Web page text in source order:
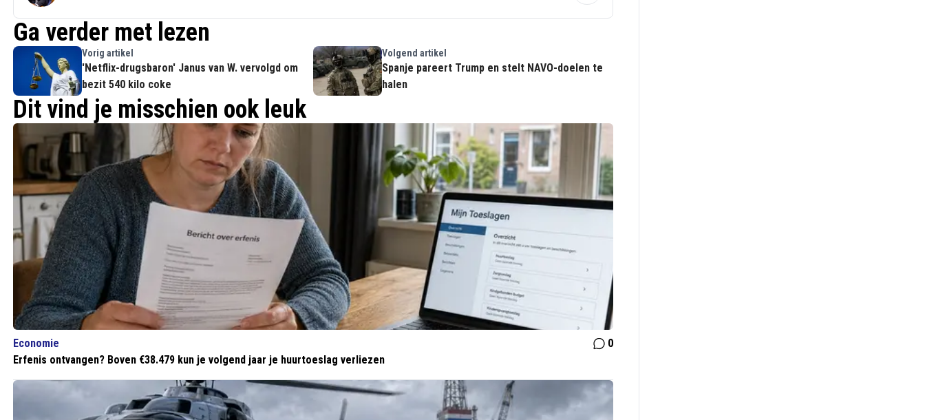
Ga verder met lezen
Vorig artikel
'Netflix-drugsbaron' Janus van W. vervolgd om
bezit 540 kilo coke
Volgend artikel
Spanje pareert Trump en stelt NAVO-doelen te
halen
Dit vind je misschien ook leuk
Economie
0
Erfenis ontvangen? Boven €38.479 kun je volgend jaar je huurtoeslag verliezen